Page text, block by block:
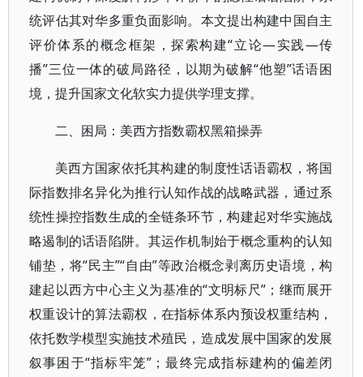
统评估其对华多重负面影响。本文提出构建中国自主
评价体系的概念框架，探索构建“立论—实践—传
播”三位一体的破局路径，以期为破解“他塑”话语困
境，提升国家文化软实力提供学理支撑。
二、困局：美西方指数霸权黑箱操弄
美西方国家依托其构建的制度性话语霸权，将国
际指数排名异化为推行认知作战的战略武器，通过系
统性操控指数生成的全链条环节，构建起对华实施战
略遏制的话语陷阱。其运作机制始于概念重构的认知
铺垫，将“民主”“自由”等政治概念剥离历史语境，构
建起以西方中心主义为基准的“文明标尺”；继而展开
权重设计的算法霸权，在指标体系内预设权重结构，
依托数学模型实施技术殖民，造成发展中国家的发展
叙事困于“指标牢笼”；最终完成指标建构的偏差闭